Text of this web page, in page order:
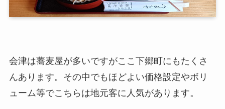
会津は蕎麦屋が多いですがここ下郷町にもたくさ
んあります。その中でもほどよい価格設定やボリ
ューム等でこちらは地元客に人気があります。